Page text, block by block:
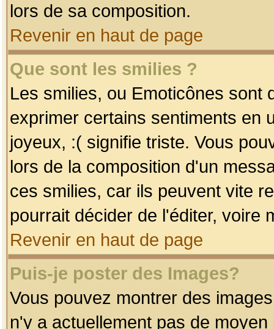
lors de sa composition.
Revenir en haut de page
Que sont les smilies ?
Les smilies, ou Emoticônes sont
exprimer certains sentiments en
joyeux, :( signifie triste. Vous
lors de la composition d'un
ces smilies, car ils peuvent vite
pourrait décider de l'éditer, voire
Revenir en haut de page
Puis-je poster des Images?
Vous pouvez montrer des
n'y a actuellement pas de